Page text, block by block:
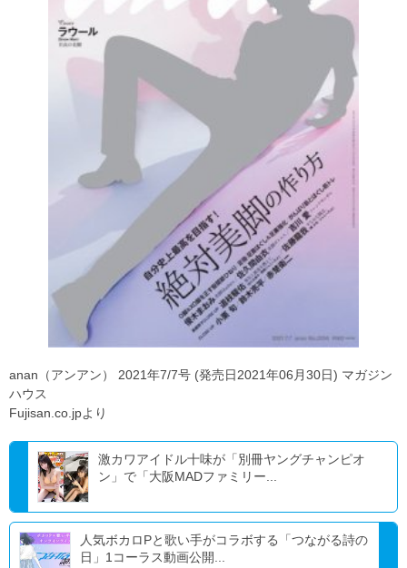
anan（アンアン） 2021年7/7号 (発売日2021年06月30日) マガジン
ハウス
Fujisan.co.jpより
激カワアイドル十味が「別冊ヤングチャンピオ
ン」で「大阪MADファミリー...
人気ボカロPと歌い手がコラボする「つながる詩の
日」1コーラス動画公開...